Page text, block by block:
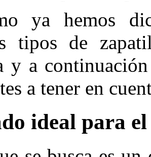
ya hemos
tipos de
y a continuación
a tener en
ideal para